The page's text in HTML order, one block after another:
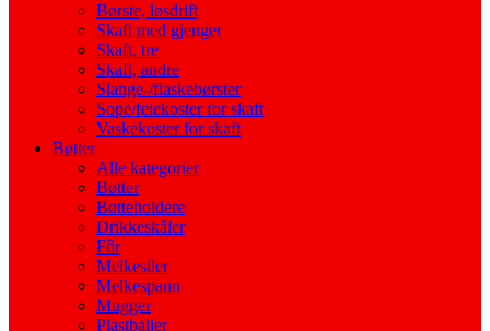
Børste, løsdrift
Skaft med gjenger
Skaft, tre
Skaft, andre
Slange-/flaskebørster
Sope/feiekoster for skaft
Vaskekoster for skaft
Bøtter
Alle kategorier
Bøtter
Bøtteholdere
Drikkeskåler
Fôr
Melkesiler
Melkespann
Mugger
Plastbaljer